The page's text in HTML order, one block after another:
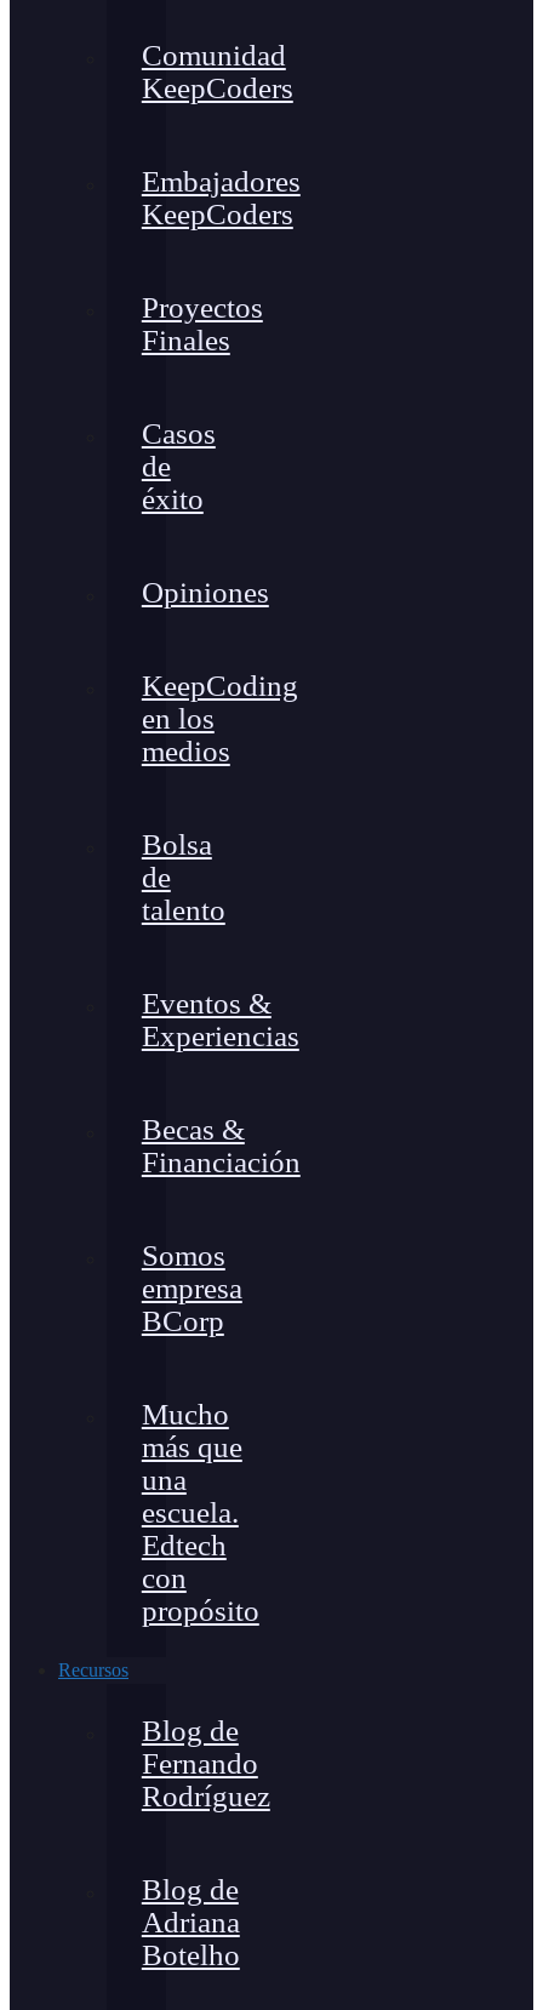
Comunidad
KeepCoders
Embajadores
KeepCoders
Proyectos
Finales
Casos
de
éxito
Opiniones
KeepCoding
en los
medios
Bolsa
de
talento
Eventos &
Experiencias
Becas &
Financiación
Somos
empresa
BCorp
Mucho
más que
una
escuela.
Edtech
con
propósito
Recursos
Blog de
Fernando
Rodríguez
Blog de
Adriana
Botelho